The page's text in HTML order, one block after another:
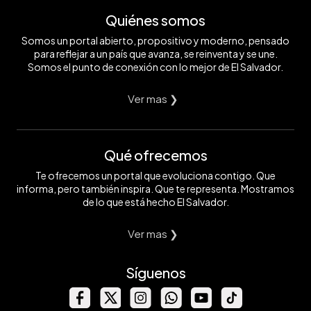
Quiénes somos
Somos un portal abierto, propositivo y moderno, pensado
para reflejar a un país que avanza, se reinventa y se une.
Somos el punto de conexión con lo mejor de El Salvador.
Ver mas ❯
Qué ofrecemos
Te ofrecemos un portal que evoluciona contigo. Que
informa, pero también inspira. Que te representa. Mostramos
de lo que está hecho El Salvador.
Ver mas ❯
Síguenos